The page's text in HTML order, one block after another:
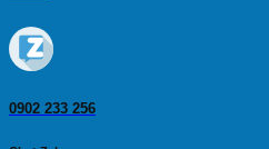
0902 233 256